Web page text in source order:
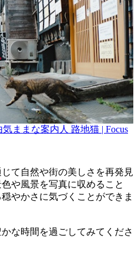
ままな案内人 路地猫 | Focus
て自然や街の美しさを再発見
や風景を写真に収めること
やかさに気づくことができま
な時間を過ごしてみてくださ